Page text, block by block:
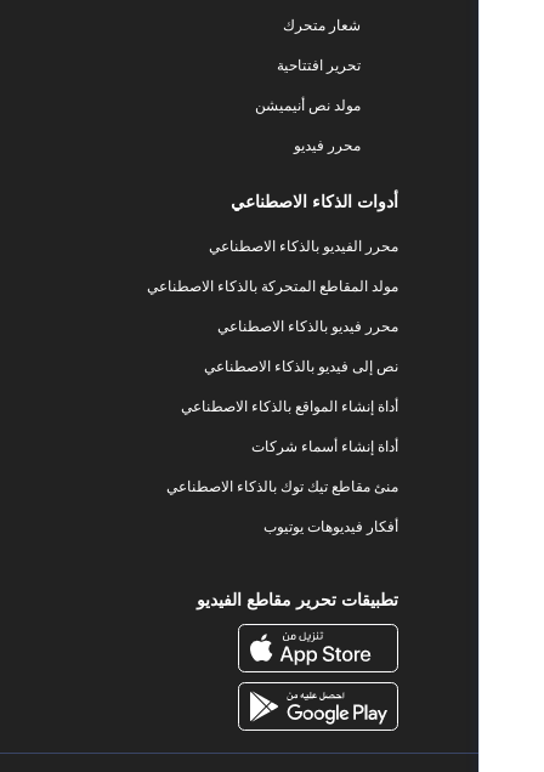
شعار متحرك
تحرير افتتاحية
مولد نص أنيميشن
محرر فيديو
أدوات الذكاء الاصطناعي
محرر الفيديو بالذكاء الاصطناعي
مولد المقاطع المتحركة بالذكاء الاصطناعي
محرر فيديو بالذكاء الاصطناعي
نص إلى فيديو بالذكاء الاصطناعي
أداة إنشاء المواقع بالذكاء الاصطناعي
أداة إنشاء أسماء شركات
منئ مقاطع تيك توك بالذكاء الاصطناعي
أفكار فيديوهات يوتيوب
تطبيقات تحرير مقاطع الفيديو